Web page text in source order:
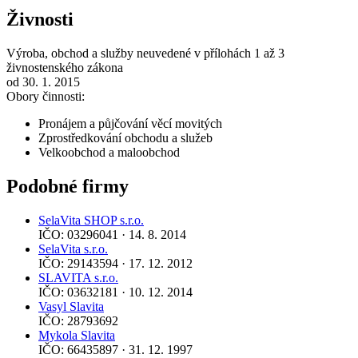
Živnosti
Výroba, obchod a služby neuvedené v přílohách 1 až 3
živnostenského zákona
od 30. 1. 2015
Obory činnosti:
Pronájem a půjčování věcí movitých
Zprostředkování obchodu a služeb
Velkoobchod a maloobchod
Podobné firmy
SelaVita SHOP s.r.o.
IČO: 03296041 · 14. 8. 2014
SelaVita s.r.o.
IČO: 29143594 · 17. 12. 2012
SLAVITA s.r.o.
IČO: 03632181 · 10. 12. 2014
Vasyl Slavita
IČO: 28793692
Mykola Slavita
IČO: 66435897 · 31. 12. 1997